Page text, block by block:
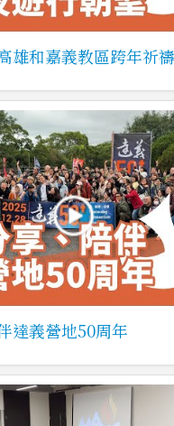
雄和嘉義教區跨年祈
達義營地50周年